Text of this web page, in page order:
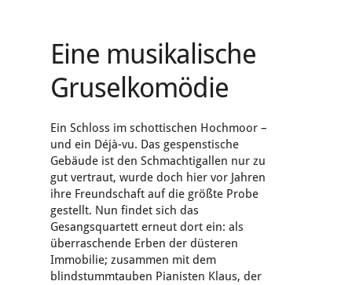
Eine musikalische
Gruselkomödie
Ein Schloss im schottischen Hochmoor –
und ein Déjà-vu. Das gespenstische
Gebäude ist den Schmachtigallen nur zu
gut vertraut, wurde doch hier vor Jahren
ihre Freundschaft auf die größte Probe
gestellt. Nun findet sich das
Gesangsquartett erneut dort ein: als
überraschende Erben der düsteren
Immobilie; zusammen mit dem
blindstummtauben Pianisten Klaus, der